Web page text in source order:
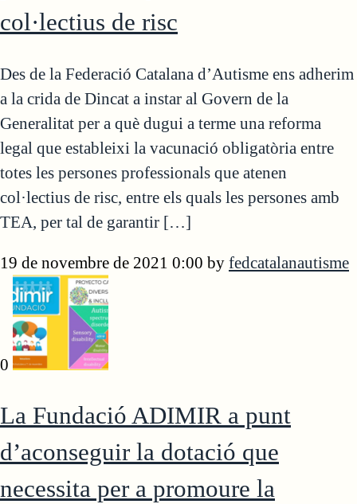
col·lectius de risc
Des de la Federació Catalana d’Autisme ens adherim
a la crida de Dincat a instar al Govern de la
Generalitat per a què dugui a terme una reforma
legal que estableixi la vacunació obligatòria entre
totes les persones professionals que atenen
col·lectius de risc, entre els quals les persones amb
TEA, per tal de garantir […]
19 de novembre de 2021 0:00 by fedcatalanautisme
0
La Fundació ADIMIR a punt
d’aconseguir la dotació que
necessita per a promoure la